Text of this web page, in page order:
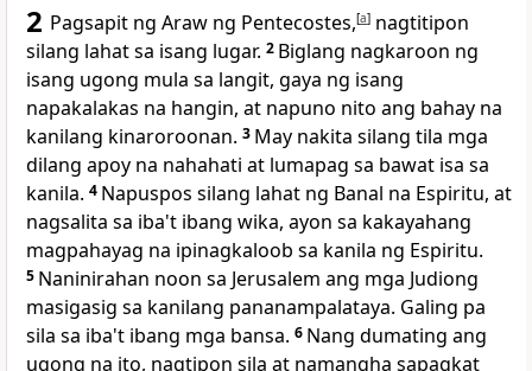
2 Pagsapit ng Araw ng Pentecostes,[a] nagtitipon
silang lahat sa isang lugar. 2 Biglang nagkaroon ng
isang ugong mula sa langit, gaya ng isang
napakalakas na hangin, at napuno nito ang bahay na
kanilang kinaroroonan. 3 May nakita silang tila mga
dilang apoy na nahahati at lumapag sa bawat isa sa
kanila. 4 Napuspos silang lahat ng Banal na Espiritu, at
nagsalita sa iba't ibang wika, ayon sa kakayahang
magpahayag na ipinagkaloob sa kanila ng Espiritu.
5 Naninirahan noon sa Jerusalem ang mga Judiong
masigasig sa kanilang pananampalataya. Galing pa
sila sa iba't ibang mga bansa. 6 Nang dumating ang
ugong na ito, nagtipon sila at namangha sapagkat